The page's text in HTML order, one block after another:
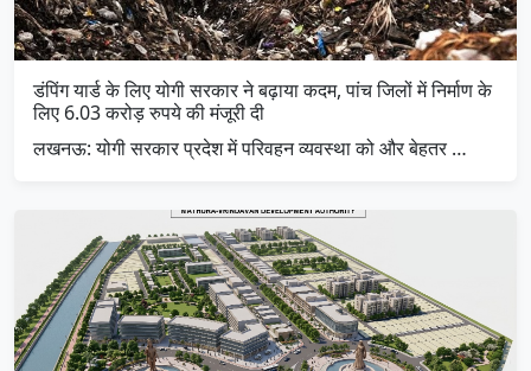
डंपिंग यार्ड के लिए योगी सरकार ने बढ़ाया कदम, पांच जिलों में निर्माण के
लिए 6.03 करोड़ रुपये की मंजूरी दी
लखनऊ: योगी सरकार प्रदेश में परिवहन व्यवस्था को और बेहतर …